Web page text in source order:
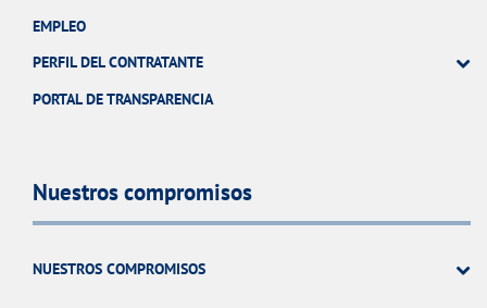
EMPLEO
PERFIL DEL CONTRATANTE
PORTAL DE TRANSPARENCIA
Nuestros compromisos
NUESTROS COMPROMISOS